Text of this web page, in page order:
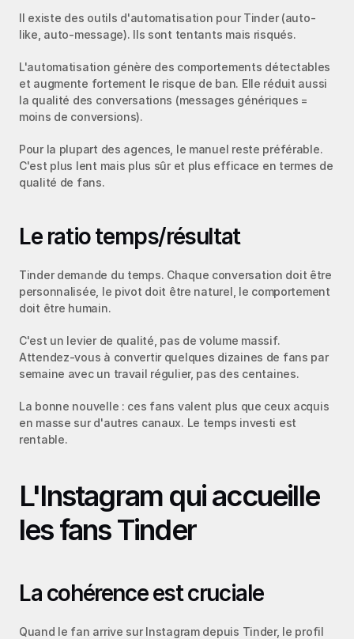
Il existe des outils d'automatisation pour Tinder (auto-
like, auto-message). Ils sont tentants mais risqués.
L'automatisation génère des comportements détectables
et augmente fortement le risque de ban. Elle réduit aussi
la qualité des conversations (messages génériques =
moins de conversions).
Pour la plupart des agences, le manuel reste préférable.
C'est plus lent mais plus sûr et plus efficace en termes de
qualité de fans.
Le ratio temps/résultat
Tinder demande du temps. Chaque conversation doit être
personnalisée, le pivot doit être naturel, le comportement
doit être humain.
C'est un levier de qualité, pas de volume massif.
Attendez-vous à convertir quelques dizaines de fans par
semaine avec un travail régulier, pas des centaines.
La bonne nouvelle : ces fans valent plus que ceux acquis
en masse sur d'autres canaux. Le temps investi est
rentable.
L'Instagram qui accueille
les fans Tinder
La cohérence est cruciale
Quand le fan arrive sur Instagram depuis Tinder, le profil